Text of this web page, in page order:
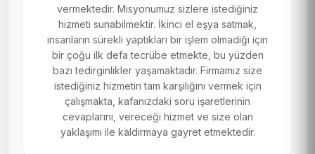
vermektedir. Misyonumuz sizlere istediğiniz
hizmeti sunabilmektir. İkinci el eşya satmak,
insanların sürekli yaptıkları bir işlem olmadığı için
bir çoğu ilk defa tecrübe etmekte, bu yüzden
bazı tedirginlikler yaşamaktadır. Firmamız size
istediğiniz hizmetin tam karşılığını vermek için
çalışmakta, kafanızdaki soru işaretlerinin
cevaplarını, vereceği hizmet ve size olan
yaklaşımı ile kaldırmaya gayret etmektedir.